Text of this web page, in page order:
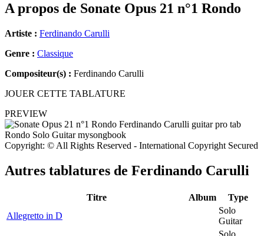
A propos de Sonate Opus 21 n°1 Rondo
Artiste : Ferdinando Carulli
Genre : Classique
Compositeur(s) : Ferdinando Carulli
JOUER CETTE TABLATURE
PREVIEW
Copyright: © All Rights Reserved - International Copyright Secured
Autres tablatures de Ferdinando Carulli
Titre Album
Type
Allegretto in D
Solo
Guitar
Solo